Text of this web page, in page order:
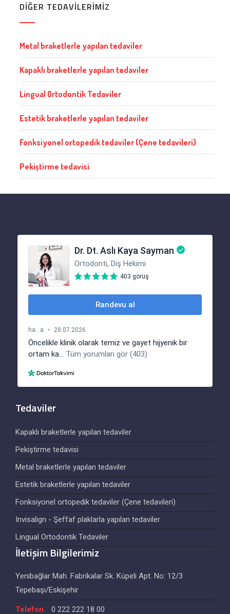
DİĞER TEDAVİLERİMİZ
Metal braketlerle yapılan tedaviler
Kapaklı braketlerle yapılan tedaviler
Lingual Ortodontik Tedaviler
Estetik braketlerle yapılan tedaviler
Fonksiyonel ortopedik tedaviler (Çene tedavileri)
Pekiştirme tedavisi
Tedaviler
Kapaklı braketlerle yapılan tedaviler
Pekiştirme tedavisi
Metal braketlerle yapılan tedaviler
Estetik braketlerle yapılan tedaviler
Fonksiyonel ortopedik tedaviler (Çene tedavileri)
Invisalign - Şeffaf plaklarla yapılan tedaviler
Lingual Ortodontik Tedaviler
İletişim Bilgilerimiz
Yenibağlar Mah. Fabrikalar Sk. Küpeli Apt. No: 12/3
Tepebaşı/Eskişehir
Telefon 0 222 222 18 00